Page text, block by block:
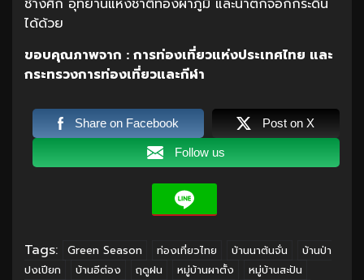
ช้างศึก อุทยานแห่งชาติทองผาภูมิ และน้ำตกจ๊อกกระดิ่น
ได้ด้วย
ขอบคุณภาพจาก : การท่องเที่ยวแห่งประเทศไทย และ
กระทรวงการท่องเที่ยวและกีฬา
Share on Facebook Post on X
Follow us
Tags: Green Season ท่องเที่ยวไทย บ้านนาต้นจั่น
บ้านป่า
ปงเปียก
บ้านอีต่อง ฤดูฝน หมู่บ้านผาตั้ง
หมู่บ้านสะปัน